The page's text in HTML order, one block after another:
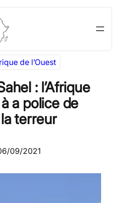
de l’Ouest
: l’Afrique
a police de
terreur
09/2021